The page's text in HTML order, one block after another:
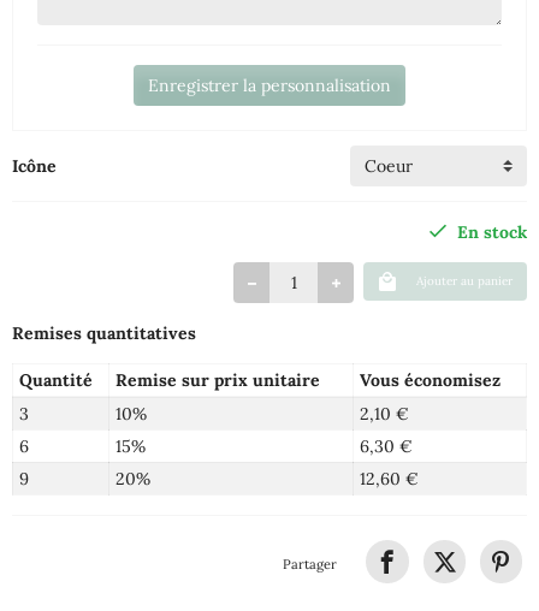
Enregistrer la personnalisation
Icône
En stock
Ajouter au panier
Remises quantitatives
Quantité Remise sur prix unitaire
Vous économisez
3
10%
2,10 €
6
15%
6,30 €
9
20% 12,60 €
Partager